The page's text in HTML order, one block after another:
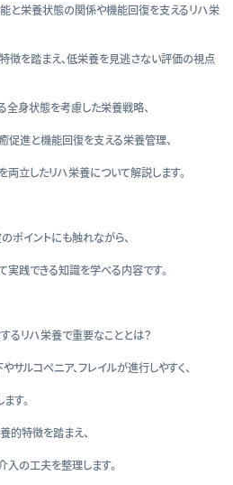
と栄養状態の関係や機能回復を支えるリハ栄
徴を踏まえ、低栄養を見逃さない評価の視点
身状態を考慮した栄養戦略、
進と機能回復を支える栄養管理、
立したリハ栄養について解説します。
ポイントにも触れながら、
践できる知識を学べる内容です。
ハ栄養で重要なこととは？
ルコペニア、フレイルが進行しやすく、
す。
的特徴を踏まえ、
の工夫を整理します。